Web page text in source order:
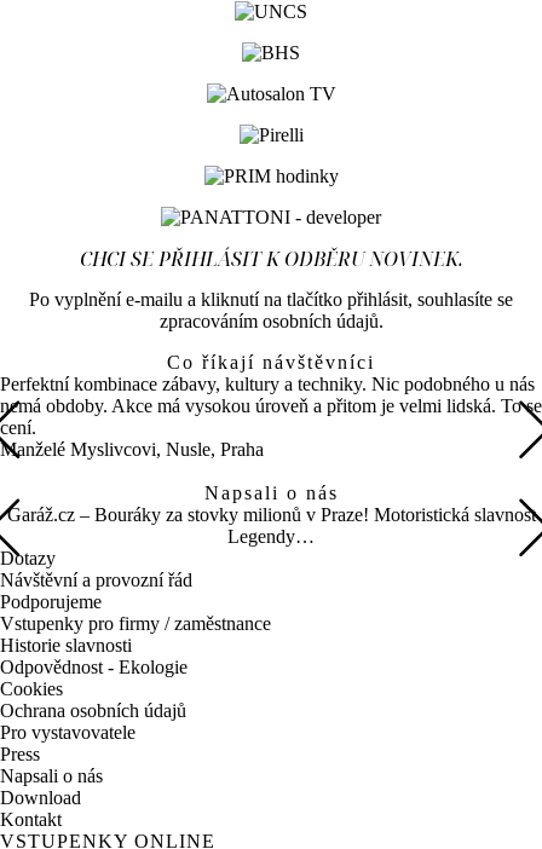
CHCI SE PŘIHLÁSIT K ODBĚRU NOVINEK.
Po vyplnění e-mailu a kliknutí na tlačítko přihlásit, souhlasíte se
zpracováním osobních údajů.
Co říkají návštěvníci
Perfektní kombinace zábavy, kultury a techniky. Nic podobného u nás
nemá obdoby. Akce má vysokou úroveň a přitom je velmi lidská. To se
cení.
Manželé Myslivcovi, Nusle, Praha
Napsali o nás
Garáž.cz – Bouráky za stovky milionů v Praze! Motoristická slavnost
Legendy…
Dotazy
Návštěvní a provozní řád
Podporujeme
Vstupenky pro firmy / zaměstnance
Historie slavnosti
Odpovědnost - Ekologie
Cookies
Ochrana osobních údajů
Pro vystavovatele
Press
Napsali o nás
Download
Kontakt
VSTUPENKY ONLINE